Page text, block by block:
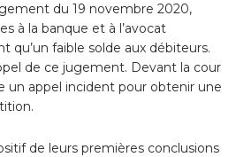
du 19 novembre 2020,
à la banque et à l’avocat
qu’un faible solde aux débiteurs.
de ce jugement. Devant la cour
un appel incident pour obtenir une
de leurs premières conclusions